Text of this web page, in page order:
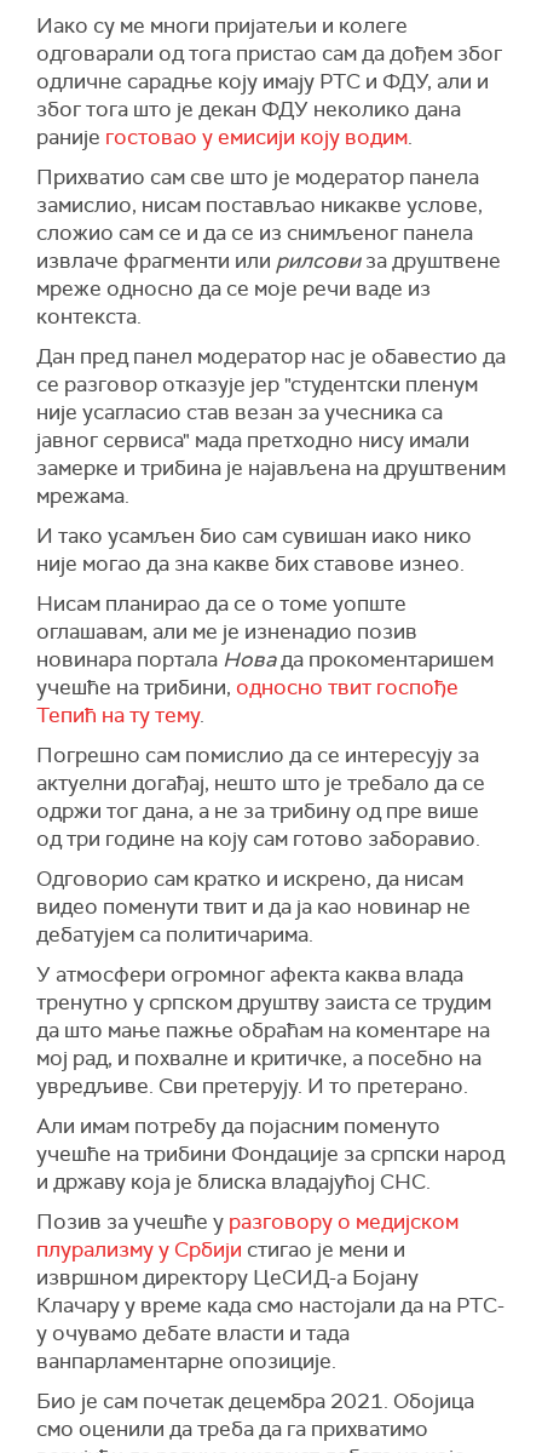
Иако су ме многи пријатељи и колеге
одговарали од тога пристао сам да дођем због
одличне сарадње коју имају РТС и ФДУ, али и
због тога што је декан ФДУ неколико дана
раније гостовао у емисији коју водим.
Прихватио сам све што је модератор панела
замислио, нисам постављао никакве услове,
сложио сам се и да се из снимљеног панела
извлаче фрагменти или рилсовиза друштвене
мреже односно да се моје речи ваде из
контекста.
Дан пред панел модератор нас је обавестио да
се разговор отказује јер "студентски пленум
није усагласио став везан за учесника са
јавног сервиса" мада претходно нису имали
замерке и трибина је најављена на друштвеним
мрежама.
И тако усамљен био сам сувишан иако нико
није могао да зна какве бих ставове изнео.
Нисам планирао да се о томе уопште
оглашавам, али ме је изненадио позив
новинара портала Новада прокоментаришем
учешће на трибини, односно твит госпође
Тепић на ту тему.
Погрешно сам помислио да се интересују за
актуелни догађај, нешто што је требало да се
одржи тог дана, а не за трибину од пре више
од три године на коју сам готово заборавио.
Одговорио сам кратко и искрено, да нисам
видео поменути твит и да ја као новинар не
дебатујем са политичарима.
У атмосфери огромног афекта каква влада
тренутно у српском друштву заиста се трудим
да што мање пажње обраћам на коментаре на
мој рад, и похвалне и критичке, а посебно на
увредљиве. Сви претерују. И то претерано.
Али имам потребу да појасним поменуто
учешће на трибини Фондације за српски народ
и државу која је блиска владајућој СНС.
Позив за учешће у разговору о медијском
плурализму у Србији стигао је мени и
извршном директору ЦеСИД-а Бојану
Клачару у време када смо настојали да на РТС-
у очувамо дебате власти и тада
ванпарламентарне опозиције.
Био је сам почетак децембра 2021. Обојица
смо оценили да треба да га прихватимо